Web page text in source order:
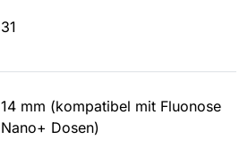
31
14 mm (kompatibel mit Fluonose
Nano+ Dosen)